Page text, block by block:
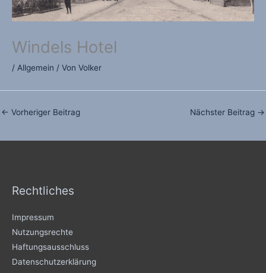
Windels Hotel
/ Allgemein / Von Volker
← Vorheriger Beitrag Nächster Beitrag →
Rechtliches
Impressum
Nutzungsrechte
Haftungsausschluss
Datenschutzerklärung